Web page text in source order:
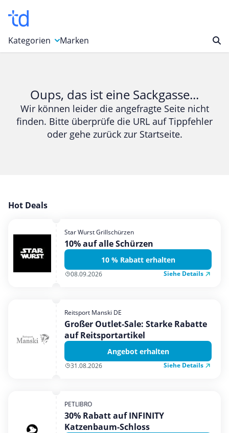
Kategorien
Bücher & Magazine
Computer & Elektronik
Entertainment & Media
Garten, Haushalt & Tiere
Mobilfunk & Internet
Mode & Accessoires
Shopping
Urlaub & Reise
Marken
Oups, das ist eine Sackgasse...
Wir können leider die angefragte Seite nicht
finden. Bitte überprüfe die URL auf Tippfehler
oder gehe zurück zur Startseite.
Hot Deals
Star Wurst Grillschürzen
10% auf alle Schürzen
10 % Rabatt erhalten
08.09.2026 Siehe Details
Reitsport Manski DE
Großer Outlet-Sale: Starke Rabatte
auf Reitsportartikel
Angebot erhalten
31.08.2026 Siehe Details
PETLIBRO
30% Rabatt auf INFINITY
Katzenbaum-Schloss